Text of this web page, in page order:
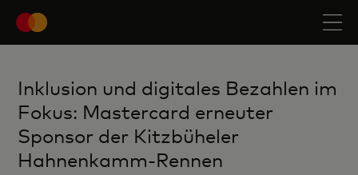
Inklusion und digitales Bezahlen im
Fokus: Mastercard erneuter
Sponsor der Kitzbüheler
Hahnenkamm-Rennen